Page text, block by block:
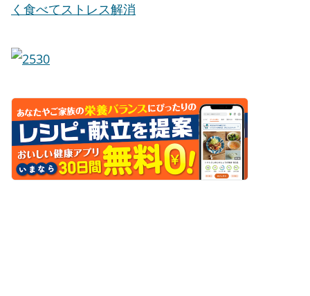
く食べてストレス解消